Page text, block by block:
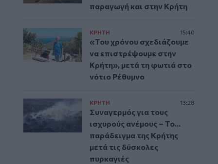
παραγωγή και στην Κρήτη
ΚΡΗΤΗ 15:40
«Του χρόνου σχεδιάζουμε
να επιστρέψουμε στην
Κρήτη», μετά τη φωτιά στο
νότιο Ρέθυμνο
ΚΡΗΤΗ 13:28
Συναγερμός για τους
ισχυρούς ανέμους – Το...
παράδειγμα της Κρήτης
μετά τις δύσκολες
πυρκαγιές